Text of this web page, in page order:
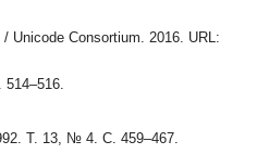
Unicode Consortium. 2016. URL:
514–516.
Т. 13, № 4. С. 459–467.